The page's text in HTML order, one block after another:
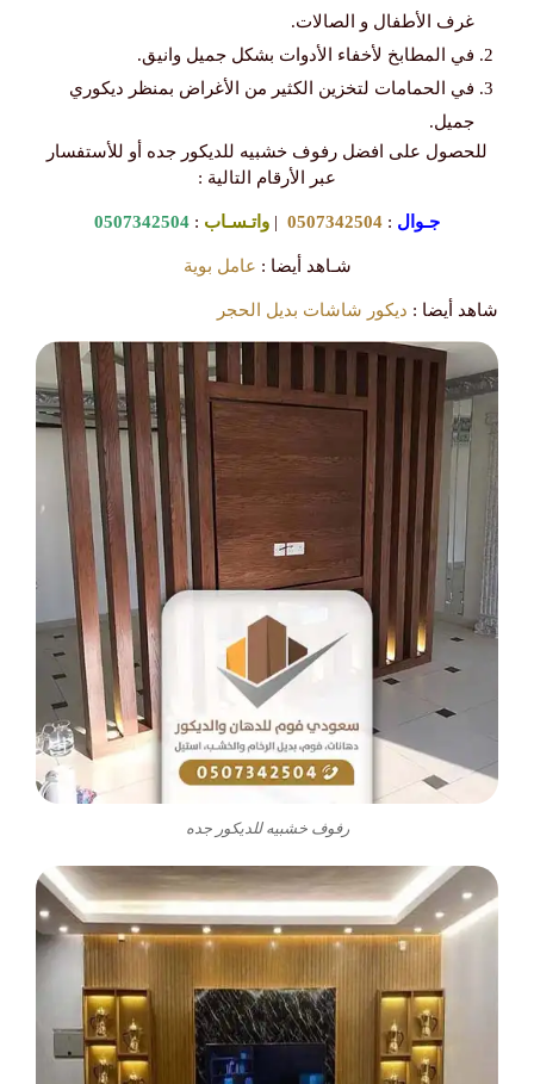
غرف الأطفال و الصالات.
في المطابخ لأخفاء الأدوات بشكل جميل وانيق.
في الحمامات لتخزين الكثير من الأغراض بمنظر ديكوري
جميل.
للحصول على افضل رفوف خشبيه للديكور جده أو للأستفسار
عبر الأرقام التالية :
جـوال :
0507342504
| واتـسـاب :
0507342504
شـاهد أيضا : عامل بوية
شاهد أيضا : ديكور شاشات بديل الحجر
رفوف خشبيه للديكور جده